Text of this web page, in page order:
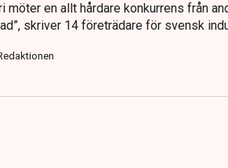
möter en allt hårdare konkurrens från
skriver 14 företrädare för svensk